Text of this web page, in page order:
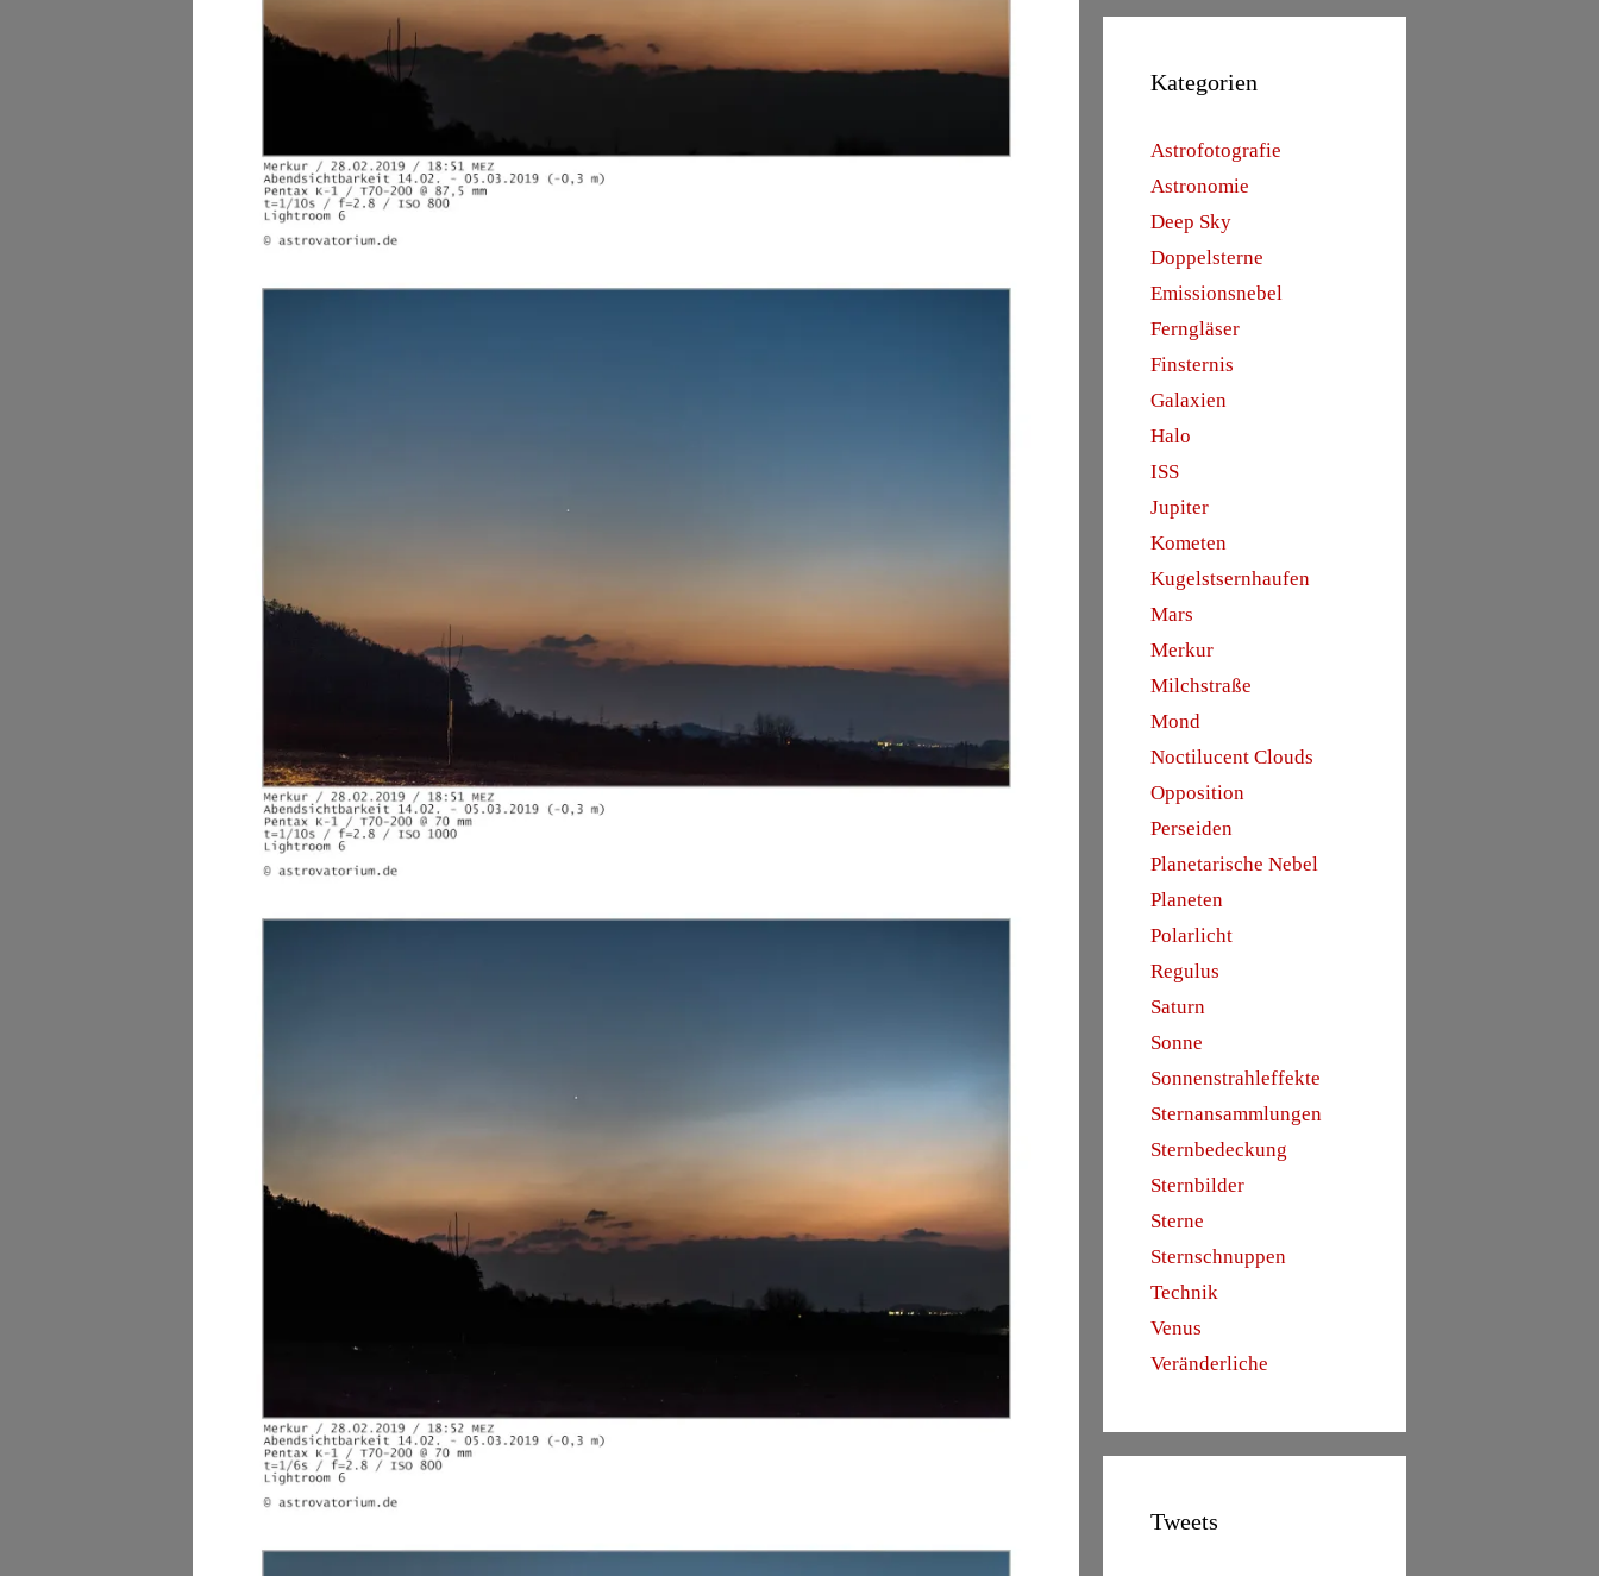
Kategorien
Astrofotografie
Astronomie
Deep Sky
Doppelsterne
Emissionsnebel
Ferngläser
Finsternis
Galaxien
Halo
ISS
Jupiter
Kometen
Kugelstsernhaufen
Mars
Merkur
Milchstraße
Mond
Noctilucent Clouds
Opposition
Perseiden
Planetarische Nebel
Planeten
Polarlicht
Regulus
Saturn
Sonne
Sonnenstrahleffekte
Sternansammlungen
Sternbedeckung
Sternbilder
Sterne
Sternschnuppen
Technik
Venus
Veränderliche
Tweets